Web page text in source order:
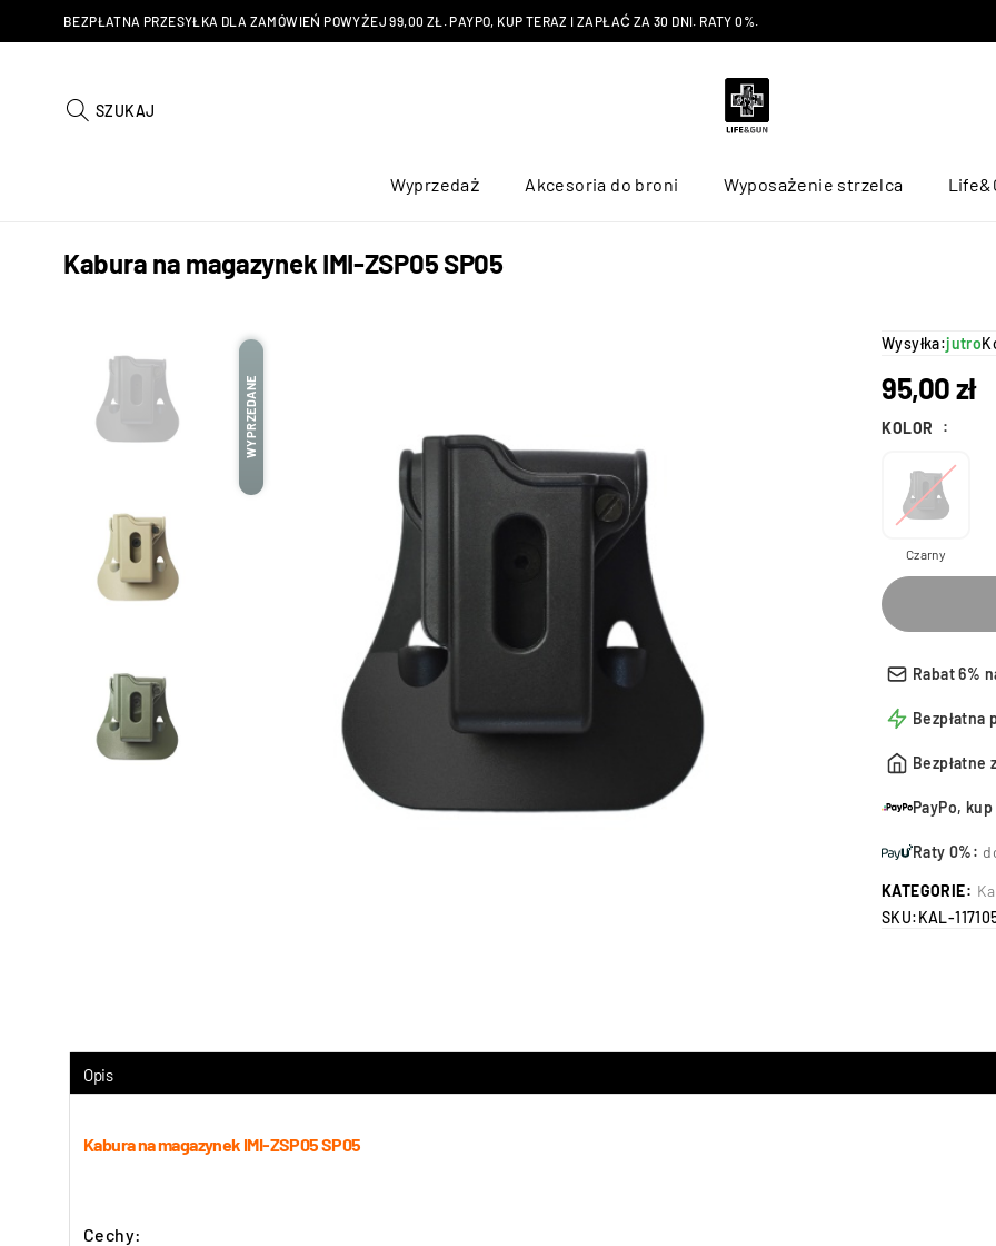
BEZPŁATNA PRZESYŁKA DLA ZAMÓWIEŃ POWYŻEJ 99,00 ZŁ. PAYPO, KUP TERAZ I ZAPŁAĆ ZA 30 DNI. RATY 0%.
SZUKAJ
Wyprzedaż Akcesoria do broni Wyposażenie strzelca
Kabura na magazynek IMI-ZSP05 SP05
WYPRZEDANE
Wysyłka:jutro
95,00zł
KOLOR
Czarny
Rabat 6%
Bezpłatna
Bezpłatne
PayPo,
Raty 0%:
KATEGORIE:
SKU:KAL-
Opis
Kabura na magazynek IMI-ZSP05 SP05
Cechy: